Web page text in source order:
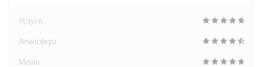
Услуги
Атмосфера
Меню